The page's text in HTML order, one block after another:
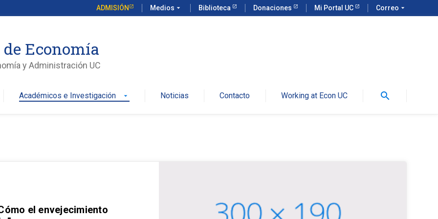
ADMISIÓN Medios arrow_drop_down Biblioteca Donaciones Mi Portal UC Correo arrow_drop_down
Economía
y Administración UC
Académicos e Investigación arrow_drop_down Noticias Contacto Working at Econ UC search
el envejecimiento